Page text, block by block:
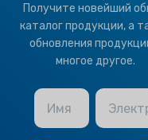
Получите новейший
каталог продукции, а
обновления
многое другое.
Имя